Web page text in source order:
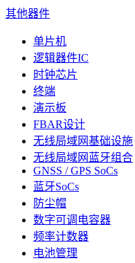
其他器件
单片机
逻辑器件IC
时钟芯片
终端
演示板
FBAR设计
无线局域网基础设施
无线局域网蓝牙组合
GNSS / GPS SoCs
蓝牙SoCs
防尘帽
数字可调电容器
频率计数器
电池管理